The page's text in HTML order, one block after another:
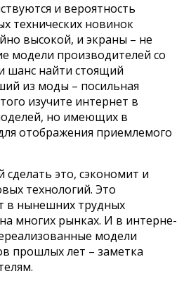
и вероятность
технических новинок
высокой, и экраны – не
модели производителей со
найти стоящий
из моды – посильная
изучите интернет в
но имеющих в
отображения приемлемого
это, сэкономит и
технологий. Это
в нынешних трудных
многих рынках. И в интерне-
модели
прошлых лет – заметка